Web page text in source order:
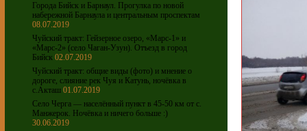
Города Бийск и Барнаул. Прогулка по новой
набережной Барнаула и центральным проспектам
08.07.2019
Чуйский тракт: Гейзерное озеро, «Марс-1» и
«Марс-2» (село Чаган-Узун). Отъезд в город
Бийск 02.07.2019
Чуйский тракт: общие виды (фото) и мнение о
дороге, слияние рек Чуя и Катунь, ночёвка в
с.Акташ 01.07.2019
Село Черга — населённый пункт в 45-50 км от с.
Манжерок. Ночёвка и ничего больше :)
30.06.2019